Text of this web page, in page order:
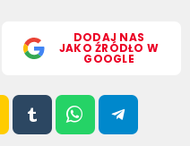
DODAJ NAS
JAKO ŹRÓDŁO W
GOOGLE